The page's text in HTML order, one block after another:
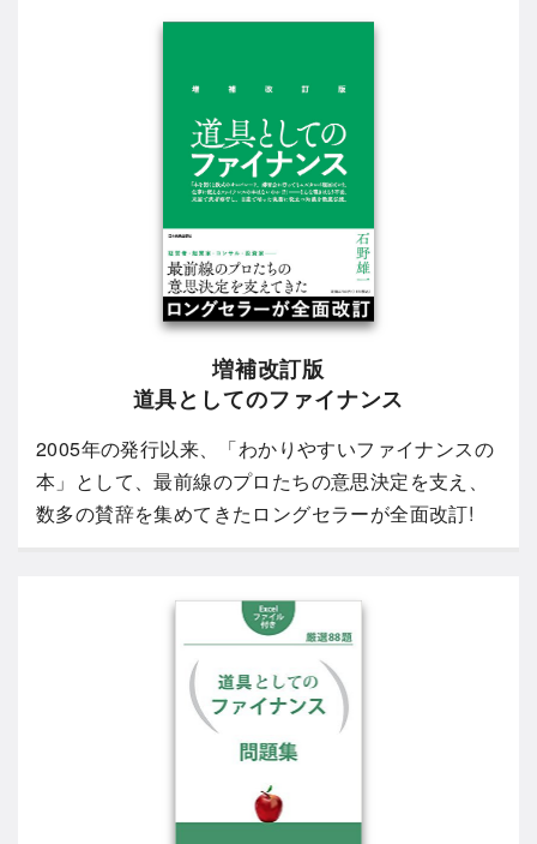
増補改訂版
道具としてのファイナンス
2005年の発行以来、「わかりやすいファイナンスの
本」として、最前線のプロたちの意思決定を支え、
数多の賛辞を集めてきたロングセラーが全面改訂!